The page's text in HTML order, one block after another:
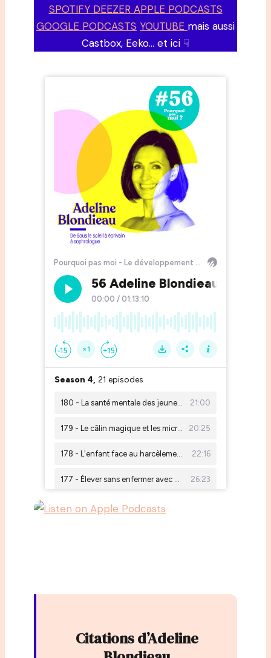
SPOTIFY DEEZER APPLE PODCASTS
GOOGLE PODCASTS YOUTUBE mais aussi
Castbox, Eeko… et ici ☟
Citations d’Adeline